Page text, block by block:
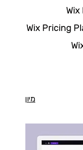
Wix
Wix Pricing
מיון